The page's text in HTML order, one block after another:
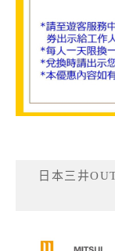
日本三井